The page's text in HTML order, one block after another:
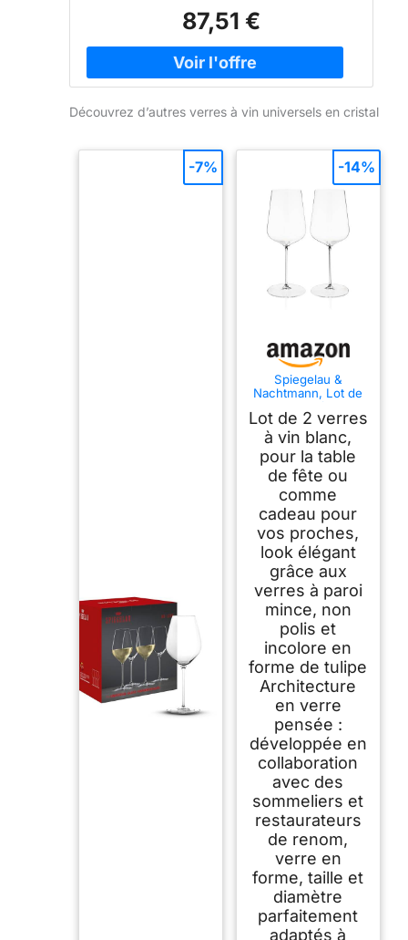
87,51 €
Découvrez d’autres verres à vin universels en cristal
-7%
Spiegelau &
Nachtmann, Lot de
2 verres à vin
universels en cristal
550 ml
Lot de 2 verres
à vin blanc,
pour la table
de fête ou
comme
cadeau pour
vos proches,
look élégant
grâce aux
verres à paroi
mince, non
polis et
incolore en
forme de tulipe
Architecture
en verre
pensée :
développée en
collaboration
avec des
sommeliers et
restaurateurs
de renom,
verre en
forme, taille et
diamètre
parfaitement
adaptés à
-14%